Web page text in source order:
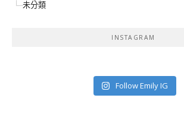
未分類
INSTAGRAM
Follow Emily IG